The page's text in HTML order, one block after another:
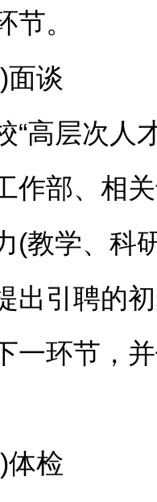
节。
谈
层次人才
作部、相
(教学、科
出引聘的
一环节，
检